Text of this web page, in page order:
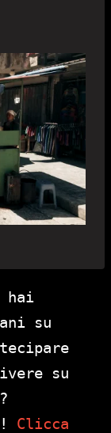
hai
su
su
Clicca